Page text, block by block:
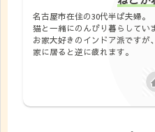
名古屋市在住の30代半ば夫婦。
猫と一緒にのんびり暮らしてい
お家大好きのインドア派です
家に居ると逆に疲れます。